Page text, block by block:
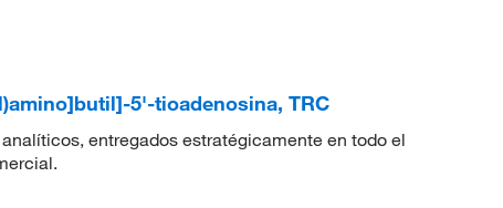
5'-tioadenosina, TRC
entregados estratégicamente en todo el